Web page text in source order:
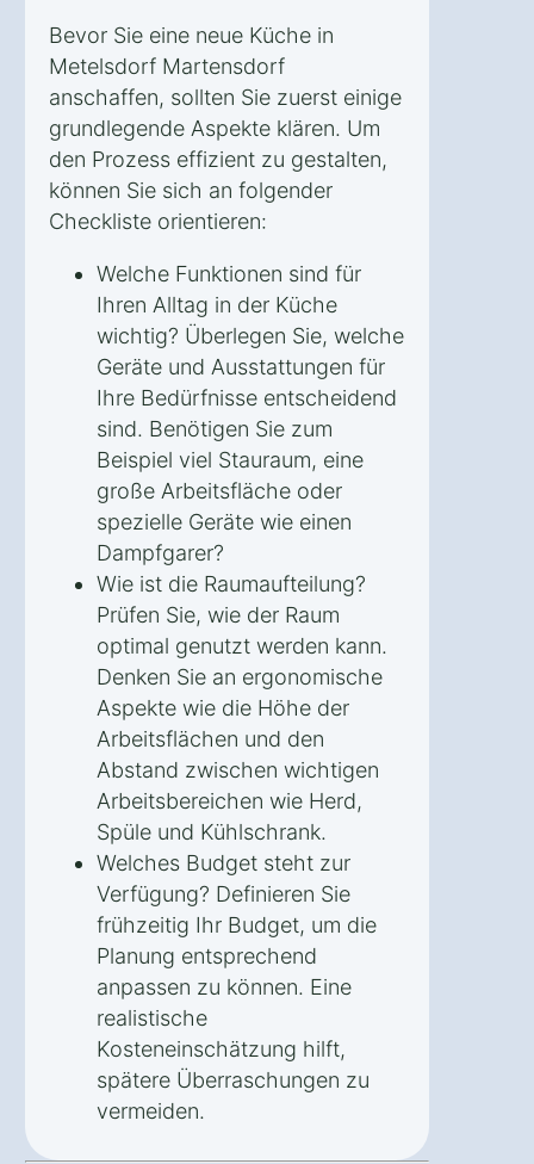
Bevor Sie eine neue Küche in
Metelsdorf Martensdorf
anschaffen, sollten Sie zuerst einige
grundlegende Aspekte klären. Um
den Prozess effizient zu gestalten,
können Sie sich an folgender
Checkliste orientieren:
Welche Funktionen sind für
Ihren Alltag in der Küche
wichtig? Überlegen Sie, welche
Geräte und Ausstattungen für
Ihre Bedürfnisse entscheidend
sind. Benötigen Sie zum
Beispiel viel Stauraum, eine
große Arbeitsfläche oder
spezielle Geräte wie einen
Dampfgarer?
Wie ist die Raumaufteilung?
Prüfen Sie, wie der Raum
optimal genutzt werden kann.
Denken Sie an ergonomische
Aspekte wie die Höhe der
Arbeitsflächen und den
Abstand zwischen wichtigen
Arbeitsbereichen wie Herd,
Spüle und Kühlschrank.
Welches Budget steht zur
Verfügung? Definieren Sie
frühzeitig Ihr Budget, um die
Planung entsprechend
anpassen zu können. Eine
realistische
Kosteneinschätzung hilft,
spätere Überraschungen zu
vermeiden.